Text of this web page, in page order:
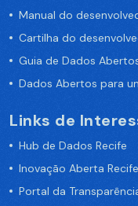
Manual do
Cartilha do
Guia de Dados
Dados Abertos para
Links de
Hub de Dados Recife
Inovação Aberta Recife
Portal da